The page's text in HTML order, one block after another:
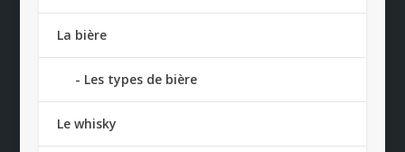
La bière
Les types de bière
Le whisky